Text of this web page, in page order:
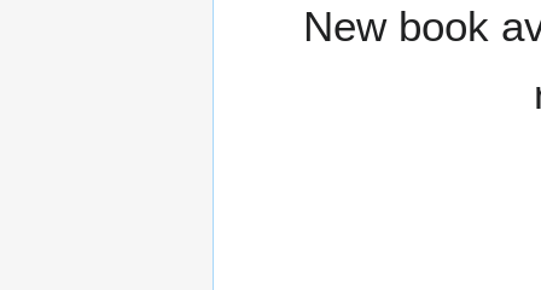
New book